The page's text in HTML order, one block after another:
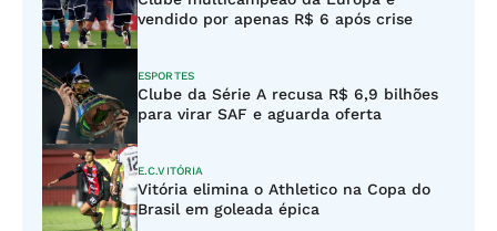
vendido por apenas R$ 6 após crise
ESPORTES
Clube da Série A recusa R$ 6,9 bilhões
para virar SAF e aguarda oferta
E.C.VITÓRIA
Vitória elimina o Athletico na Copa do
Brasil em goleada épica